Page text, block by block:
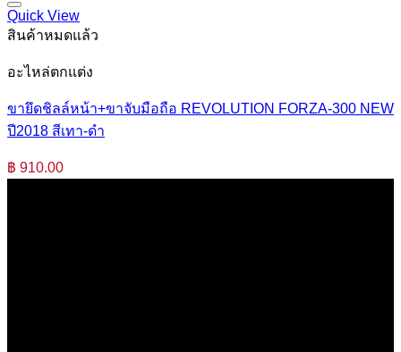
Quick View
สินค้าหมดแล้ว
อะไหล่ตกแต่ง
ขายึดชิลล์หน้า+ขาจับมือถือ REVOLUTION FORZA-300 NEW
ปี2018 สีเทา-ดำ
฿ 910.00